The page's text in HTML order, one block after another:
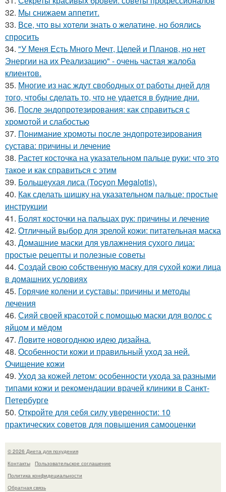
32. Мы снижаем аппетит.
33. Все, что вы хотели знать о желатине, но боялись
спросить
34. "У Меня Есть Много Мечт, Целей и Планов, но нет
Энергии на их Реализацию" - очень частая жалоба
клиентов.
35. Многие из нас ждут свободных от работы дней для
того, чтобы сделать то, что не удается в будние дни.
36. После эндопротезирования: как справиться с
хромотой и слабостью
37. Понимание хромоты после эндопротезирования
сустава: причины и лечение
38. Растет косточка на указательном пальце руки: что это
такое и как справиться с этим
39. Большеухая лиса (Tocyon Megalotis).
40. Как сделать шишку на указательном пальце: простые
инструкции
41. Болят косточки на пальцах рук: причины и лечение
42. Отличный выбор для зрелой кожи: питательная маска
43. Домашние маски для увлажнения сухого лица:
простые рецепты и полезные советы
44. Создай свою собственную маску для сухой кожи лица
в домашних условиях
45. Горячие колени и суставы: причины и методы
лечения
46. Сияй своей красотой с помощью маски для волос с
яйцом и мёдом
47. Ловите новогоднюю идею дизайна.
48. Особенности кожи и правильный уход за ней.
Очищение кожи
49. Уход за кожей летом: особенности ухода за разными
типами кожи и рекомендации врачей клиники в Санкт-
Петербурге
50. Откройте для себя силу уверенности: 10
практических советов для повышения самооценки
© 2026 Диета для похудения
Контакты
Пользовательское соглашение
Политика конфидециальности
Обратная связь